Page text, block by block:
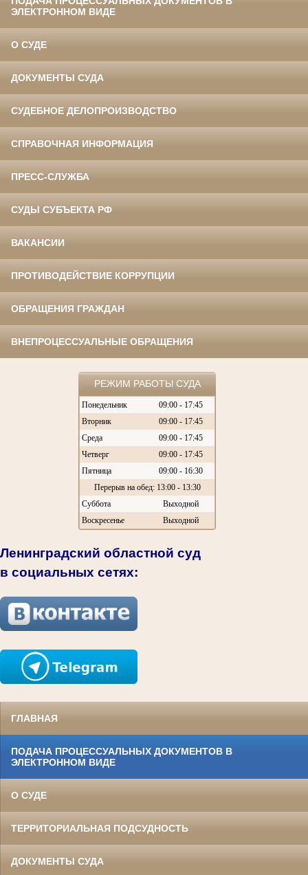
ЭЛЕКТРОННОМ ВИДЕ
О СУДЕ
ДОКУМЕНТЫ СУДА
СУДЕБНОЕ ДЕЛОПРОИЗВОДСТВО
СПРАВОЧНАЯ ИНФОРМАЦИЯ
ПРЕСС-СЛУЖБА
СУДЫ СУБЪЕКТА РФ
ВАКАНСИИ
ПРОТИВОДЕЙСТВИЕ КОРРУПЦИИ
ОБРАЩЕНИЯ ГРАЖДАН
ВНЕПРОЦЕССУАЛЬНЫЕ ОБРАЩЕНИЯ
РЕЖИМ РАБОТЫ СУДА
Понедельник
09:00 - 17:45
Вторник
09:00 - 17:45
Среда
09:00 - 17:45
Четверг
09:00 - 17:45
Пятница
09:00 - 16:30
Перерыв на обед: 13:00 - 13:30
Суббота
Выходной
Воскресенье
Выходной
Ленинградский областной суд
в социальных сетях:
ГЛАВНАЯ
ПОДАЧА ПРОЦЕССУАЛЬНЫХ ДОКУМЕНТОВ В
ЭЛЕКТРОННОМ ВИДЕ
О СУДЕ
ТЕРРИТОРИАЛЬНАЯ ПОДСУДНОСТЬ
ДОКУМЕНТЫ СУДА